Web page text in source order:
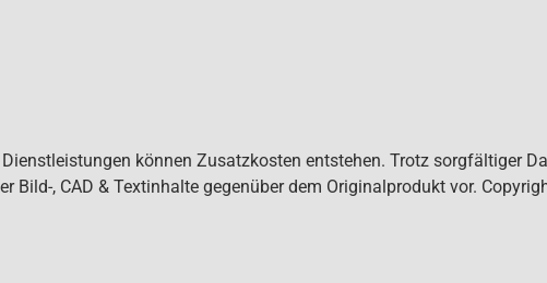
können Zusatzkosten entstehen. Trotz sorgfältiger
Bild-, CAD & Textinhalte gegenüber dem Originalprodukt vor.